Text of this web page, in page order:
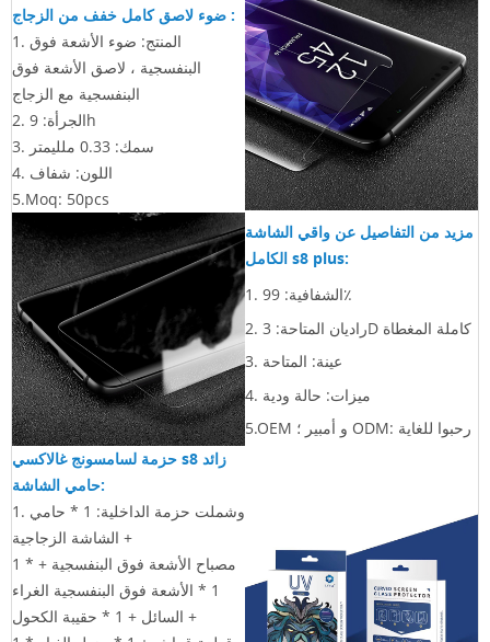
ضوء لاصق كامل خفف من الزجاج :
1. المنتج: ضوء الأشعة فوق
البنفسجية ، لاصق الأشعة فوق
البنفسجية مع الزجاج
2. الجرأة: 9h
3. سمك: 0.33 ملليمتر
4. اللون: شفاف
5.Moq: 50pcs
مزيد من التفاصيل عن واقي الشاشة
الكامل s8 plus:
1. الشفافية: 99٪
2. راديان المتاحة: 3D كاملة المغطاة
3. عينة: المتاحة
4. ميزات: حالة ودية
5.OEM و أمبير ؛ ODM: رحبوا للغاية
حزمة لسامسونج غالاكسي s8 زائد
حامي الشاشة:
1. وشملت حزمة الداخلية: 1 * حامي
الشاشة الزجاجية +
1 * مصباح الأشعة فوق البنفسجية +
1 * الأشعة فوق البنفسجية الغراء
السائل + 1 * حقيبة الكحول +